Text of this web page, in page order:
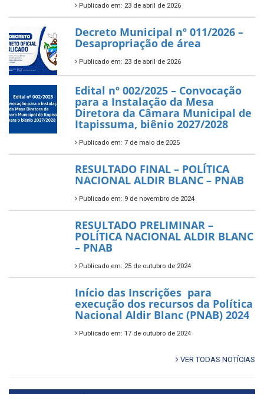
Publicado em: 23 de abril de 2026
Decreto Municipal nº 011/2026 –
Desapropriação de área
Publicado em: 23 de abril de 2026
Edital nº 002/2025 – Convocação
para a Instalação da Mesa
Diretora da Câmara Municipal de
Itapissuma, biênio 2027/2028
Publicado em: 7 de maio de 2025
RESULTADO FINAL – POLÍTICA
NACIONAL ALDIR BLANC – PNAB
Publicado em: 9 de novembro de 2024
RESULTADO PRELIMINAR –
POLÍTICA NACIONAL ALDIR BLANC
– PNAB
Publicado em: 25 de outubro de 2024
Início das Inscrições para
execução dos recursos da Política
Nacional Aldir Blanc (PNAB) 2024
Publicado em: 17 de outubro de 2024
VER TODAS NOTÍCIAS